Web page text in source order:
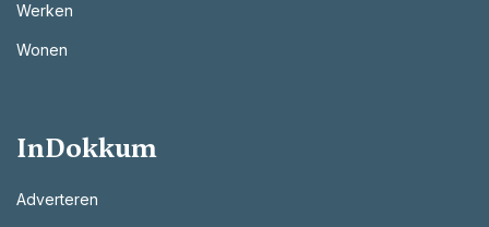
Werken
Wonen
InDokkum
Adverteren